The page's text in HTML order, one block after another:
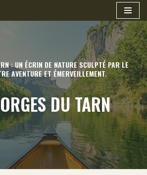
: UN ÉCRIN DE NATURE SCULPTÉ PAR LE
AVENTURE ET ÉMERVEILLEMENT.
DU TARN